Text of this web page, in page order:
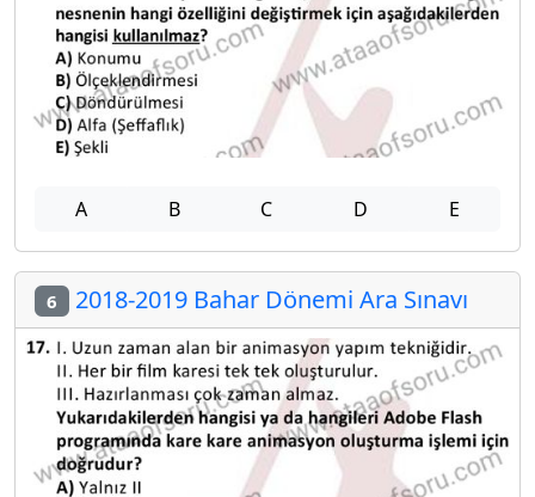
A B C D E
6 2018-2019 Bahar Dönemi Ara Sınavı